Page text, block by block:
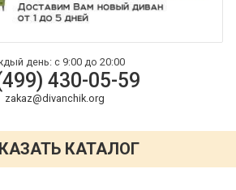
Контакты
день: с 9:00 до 20:00
430-05-59
zakaz@divanchik.org
КАТАЛОГ